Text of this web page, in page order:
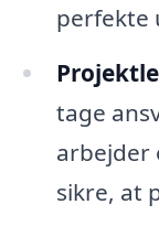
perfekte
tage
arbejder
sikre, at